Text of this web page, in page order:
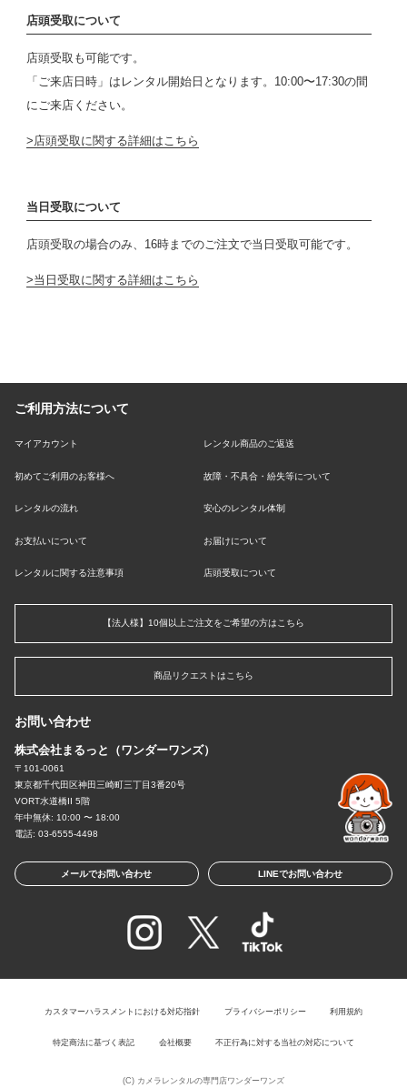
店頭受取について
店頭受取も可能です。
「ご来店日時」はレンタル開始日となります。10:00〜17:30の間
にご来店ください。
店頭受取に関する詳細はこちら
当日受取について
店頭受取の場合のみ、16時までのご注文で当日受取可能です。
当日受取に関する詳細はこちら
ご利用方法について
マイアカウント レンタル商品のご返送
初めてご利用のお客様へ 故障・不具合・紛失等について
レンタルの流れ 安心のレンタル体制
お支払いについて お届けについて
レンタルに関する注意事項 店頭受取について
【法人様】10個以上ご注文をご希望の方はこちら
商品リクエストはこちら
お問い合わせ
株式会社まるっと（ワンダーワンズ）
〒101-0061
東京都千代田区神田三崎町三丁目3番20号
VORT水道橋II 5階
年中無休: 10:00 〜 18:00
電話: 03-6555-4498
メールでお問い合わせ LINEでお問い合わせ
カスタマーハラスメントにおける対応指針 プライバシーポリシー 利用規約
特定商法に基づく表記 会社概要 不正行為に対する当社の対応について
(C) カメラレンタルの専門店ワンダーワンズ